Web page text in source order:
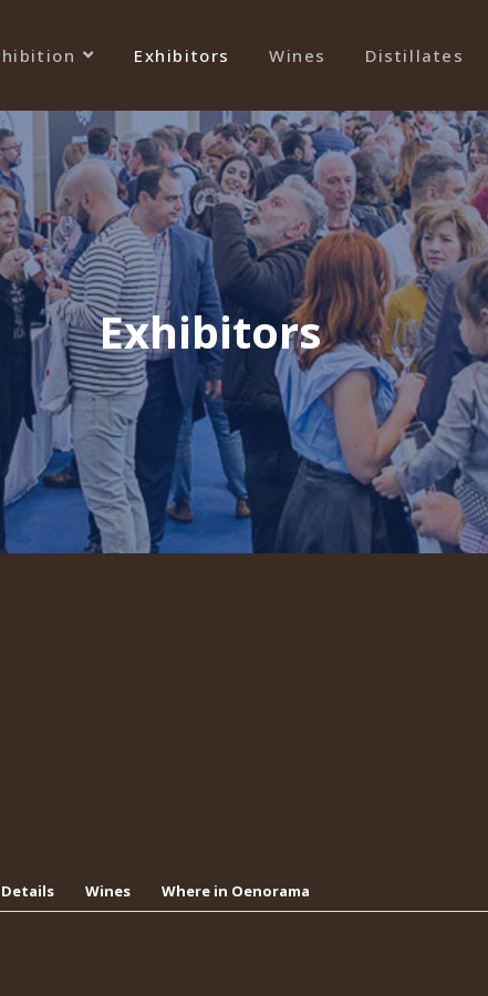
Exhibitors Wines Distillates
Exhibitors
Wines Where in Oenorama